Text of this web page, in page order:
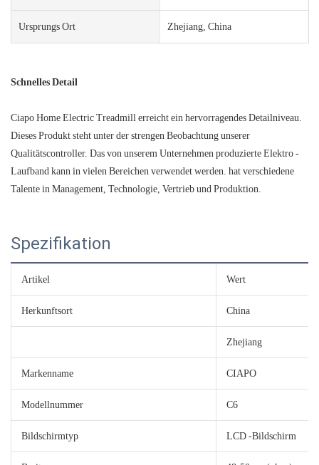
Ursprungs Ort Zhejiang, China
Schnelles Detail
Ciapo Home Electric Treadmill erreicht ein hervorragendes Detailniveau.
Dieses Produkt steht unter der strengen Beobachtung unserer
Qualitätscontroller. Das von unserem Unternehmen produzierte Elektro -
Laufband kann in vielen Bereichen verwendet werden. hat verschiedene
Talente in Management, Technologie, Vertrieb und Produktion.
Spezifikation
Artikel Wert
Herkunftsort China
Zhejiang
Markenname CIAPO
Modellnummer C6
Bildschirmtyp LCD -Bildschirm